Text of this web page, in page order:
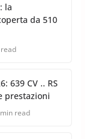
la
da 510
639 CV .. RS
prestazioni
read